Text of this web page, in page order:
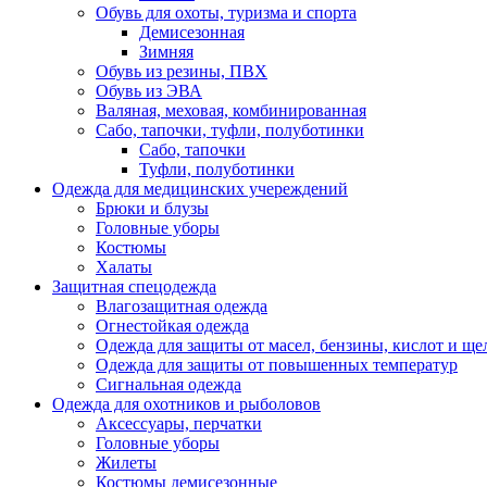
Обувь для охоты, туризма и спорта
Демисезонная
Зимняя
Обувь из резины, ПВХ
Обувь из ЭВА
Валяная, меховая, комбинированная
Сабо, тапочки, туфли, полуботинки
Сабо, тапочки
Туфли, полуботинки
Одежда для медицинских учереждений
Брюки и блузы
Головные уборы
Костюмы
Халаты
Защитная спецодежда
Влагозащитная одежда
Огнестойкая одежда
Одежда для защиты от масел, бензины, кислот и
Одежда для защиты от повышенных температур
Сигнальная одежда
Одежда для охотников и рыболовов
Аксессуары, перчатки
Головные уборы
Жилеты
Костюмы демисезонные